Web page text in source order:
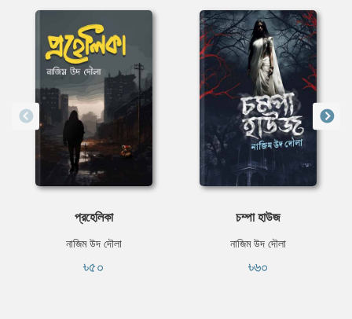
প্রহেলিকা
নাজিম উদ দৌলা
৳৫০
চম্পা হাউজ
নাজিম উদ দৌলা
৳৬০